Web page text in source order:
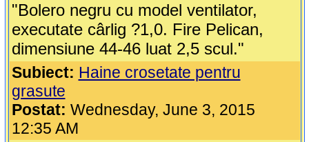
"Bolero negru cu model ventilator,
executate cârlig ?1,0. Fire Pelican,
dimensiune 44-46 luat 2,5 scul."
Subiect: Haine crosetate pentru
grasute
Postat: Wednesday, June 3, 2015
12:35 AM